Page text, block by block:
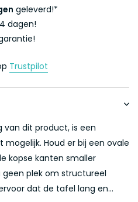
geleverd!*
dagen!
Trustpilot
van dit product, is een
Houd er bij een ovale
kopse kanten smaller
geen plek om structureel
dat de tafel lang en...